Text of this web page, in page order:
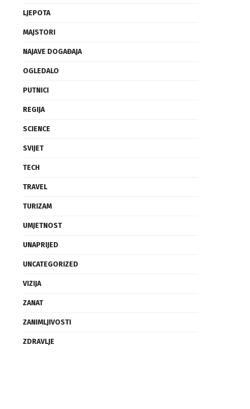
LJEPOTA
MAJSTORI
NAJAVE DOGAĐAJA
OGLEDALO
PUTNICI
REGIJA
SCIENCE
SVIJET
TECH
TRAVEL
TURIZAM
UMJETNOST
UNAPRIJED
UNCATEGORIZED
VIZIJA
ZANAT
ZANIMLJIVOSTI
ZDRAVLJE